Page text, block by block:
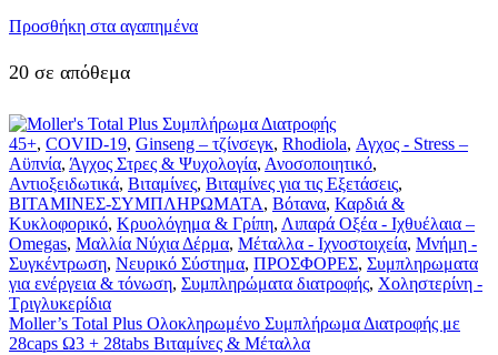
Προσθήκη στα αγαπημένα
20 σε απόθεμα
45+, COVID-19, Ginseng – τζίνσεγκ, Rhodiola, Αγχος - Stress –
Αϋπνία, Άγχος Στρες & Ψυχολογία, Ανοσοποιητικό,
Αντιοξειδωτικά, Βιταμίνες, Βιταμίνες για τις Εξετάσεις,
ΒΙΤΑΜΙΝΕΣ-ΣΥΜΠΛΗΡΩΜΑΤΑ, Βότανα, Καρδιά &
Κυκλοφορικό, Κρυολόγημα & Γρίπη, Λιπαρά Οξέα - Ιχθυέλαια –
Omegas, Μαλλία Νύχια Δέρμα, Μέταλλα - Ιχνοστοιχεία, Μνήμη -
Συγκέντρωση, Νευρικό Σύστημα, ΠΡΟΣΦΟΡΕΣ, Συμπληρωματα
για ενέργεια & τόνωση, Συμπληρώματα διατροφής, Χοληστερίνη -
Τριγλυκερίδια
Moller’s Total Plus Ολοκληρωμένο Συμπλήρωμα Διατροφής με
28caps Ω3 + 28tabs Βιταμίνες & Μέταλλα